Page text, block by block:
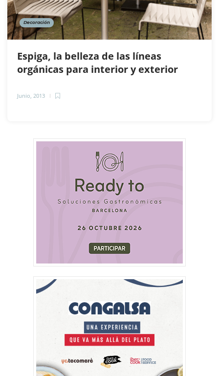
Decoración
Espiga, la belleza de las líneas
orgánicas para interior y exterior
Junio, 2013